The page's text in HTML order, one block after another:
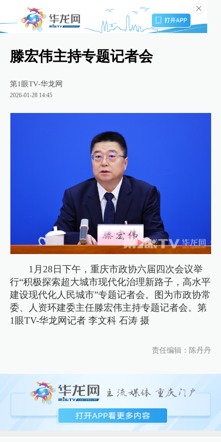
滕宏伟主持专题记者会
第1眼TV-华龙网
2026-01-28 14:45
1月28日下午，重庆市政协六届四次会议举
行“积极探索超大城市现代化治理新路子，高水平
建设现代化人民城市”专题记者会。图为市政协常
委、人资环建委主任滕宏伟主持专题记者会。第
1眼TV-华龙网记者 李文科 石涛 摄
责任编辑：陈丹丹